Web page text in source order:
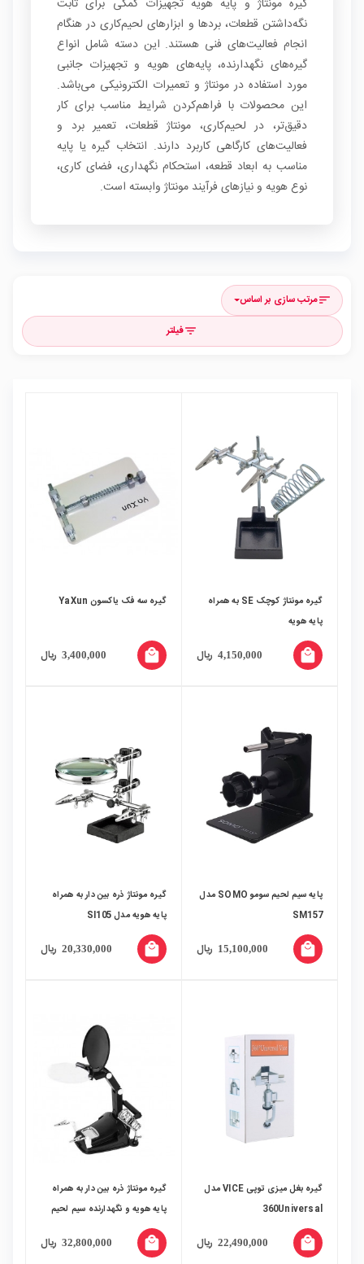
گیره مونتاژ و پایه هویه تجهیزات کمکی برای ثابت
نگه‌داشتن قطعات، بردها و ابزارهای لحیم‌کاری در هنگام
انجام فعالیت‌های فنی هستند. این دسته شامل انواع
گیره‌های نگهدارنده، پایه‌های هویه و تجهیزات جانبی
مورد استفاده در مونتاژ و تعمیرات الکترونیکی می‌باشد.
این محصولات با فراهم‌کردن شرایط مناسب برای کار
دقیق‌تر، در لحیم‌کاری، مونتاژ قطعات، تعمیر برد و
فعالیت‌های کارگاهی کاربرد دارند. انتخاب گیره یا پایه
مناسب به ابعاد قطعه، استحکام نگهداری، فضای کاری،
نوع هویه و نیازهای فرآیند مونتاژ وابسته است.
sortمرتب سازی بر اساس
filter_listفیلتر
گیره مونتاژ کوچک SE به همراه
پایه هویه
4,150,000 ریال local_mall
گیره سه فک یاکسون YaXun
3,400,000 ریال local_mall
پایه سیم لحیم سومو SOMO مدل
SM157
15,100,000 ریال local_mall
گیره مونتاژ ذره بین دار به همراه
پایه هویه مدل SI105
20,330,000 ریال local_mall
گیره بغل میزی توپی VICE مدل
360Universal
22,490,000 ریال local_mall
گیره مونتاژ ذره بین دار به همراه
پایه هویه و نگهدارنده سیم لحیم
مدل TH-7027
32,800,000 ریال local_mall